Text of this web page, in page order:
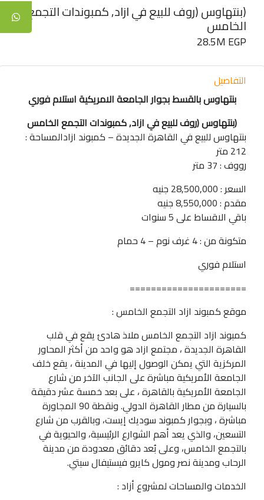
(بنتهاوس (روف للبيع في ازاد, كمبوندات التجمع
الخامس
28.5M EGP
التفاصيل
بنتهاوس بالقسط بجوار الجامعة الامريكية استلام فوري
(بنتهاوس (روف للبيع في ازاد, كمبوندات التجمع الخامس
بنتهاوس للبيع في القاهرة الجديدة – كمبوند ازادالمساحة :
212 متر
رووف : 37 متر
السعر : 28,500,000 جنيه
مقدم : 8,550,000 جنيه
باقي الاقساط على 5 سنوات
متكونة من : 4 غرف نوم – 4 حمام
استلام فوري
======================
موقع كمبوند ازاد التجمع الخامس :
كمبوند ازاد التجمع الخامس ملاذ هادئ يقع في قلب
القاهرة الجديدة ، مجتمع ازاد هو واحد من أكثر المحاور
المركزية التي يمكن الوصول إليها في المدينة ، يقع خلف
الجامعة الأمريكية مباشرة على الجانب الآخر من شارع
الجامعة الأمريكية بالقاهرة ، على بعد خمسة عشر دقيقة
بالسيارة من مطار القاهرة الدولي. ونقطة 90 المجاورة
مباشرة ، وبجوار كمبوند سوديك إيست، وبالقرب من شارع
التسعين، والذي يعد أهم الشوارع الرئيسية، والحيوية في
بالتجمع الخامس، وعلى بُعد دقائق معدودة من مدينة
الرحاب ومدينة نصر ومول كايرو فيستيفال سيتي.
الخدمات والمساحات لمشروع أزاد :